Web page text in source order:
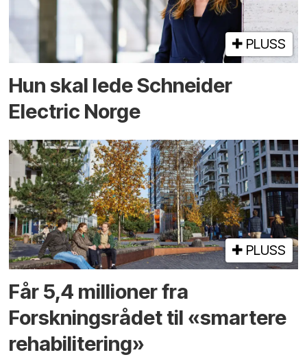
PLUSS
Hun skal lede Schneider
Electric Norge
PLUSS
Får 5,4 millioner fra
Forskningsrådet til «smartere
rehabilitering»